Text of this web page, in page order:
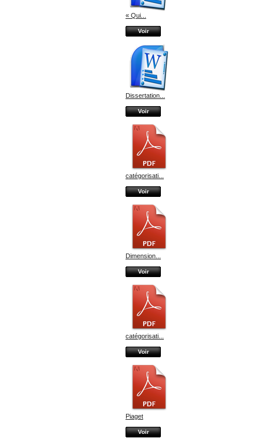
« Qui...
Voir
Dissertation...
Voir
catégorisati...
Voir
Dimension...
Voir
catégorisati...
Voir
Piaget
Voir